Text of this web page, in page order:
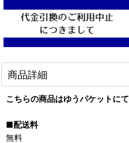
商品詳細
こちらの商品はゆうパケットに
■配送料
無料